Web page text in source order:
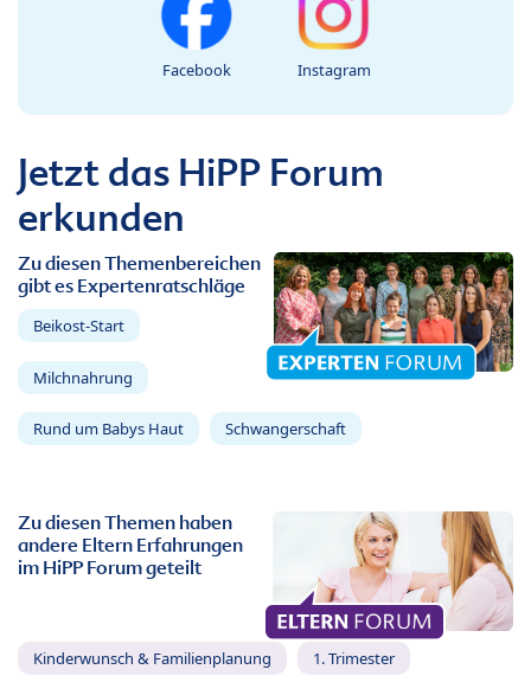
Facebook Instagram
Jetzt das HiPP Forum
erkunden
Zu diesen Themenbereichen
gibt es Expertenratschläge
Beikost-Start
Milchnahrung
Rund um Babys Haut Schwangerschaft
Zu diesen Themen haben
andere Eltern Erfahrungen
im HiPP Forum geteilt
Kinderwunsch & Familienplanung 1. Trimester